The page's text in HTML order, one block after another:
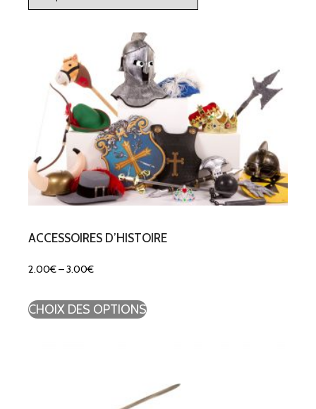
ACCESSOIRES D’HISTOIRE
2.00€–3.00€
CHOIX DES OPTIONS